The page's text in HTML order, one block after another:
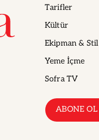
Tarifler
Kültür
Ekipman & Stil
Yeme İçme
Sofra TV
ABONE OL